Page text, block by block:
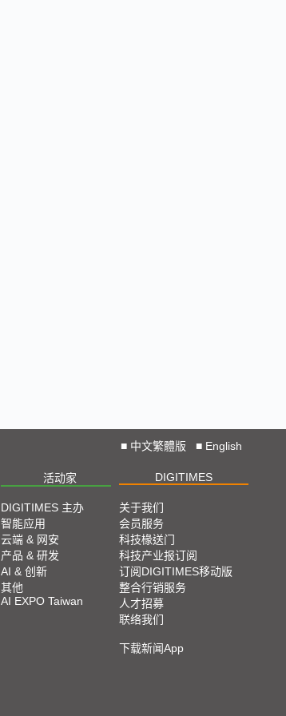
■ 中文繁體版 ■ English
活动家 DIGITIMES
DIGITIMES 主办
智能应用
云端 & 网安
产品 & 研发
AI & 创新
其他
AI EXPO Taiwan
关于我们
会员服务
科技椽送门
科技产业报订阅
订阅DIGITIMES移动版
整合行销服务
人才招募
联络我们
下载新闻App